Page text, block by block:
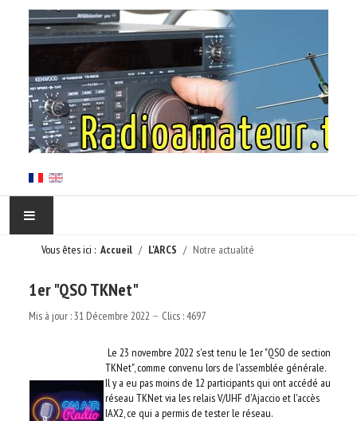
ACCUEIL
EN CORSE
AUTRES ASSOCIATIONS
LE RÉSEAU TKNET
Vous êtes ici : Accueil L'ARCS Notre actualité
1er "QSO TKNet"
Mis à jour : 31 Décembre 2022 Clics : 4697
Le 23 novembre 2022 s'est tenu le 1er "QSO de section
TKNet", comme convenu lors de l'assemblée générale.
Il y a eu pas moins de 12 participants qui ont accédé au
réseau TKNet via les relais V/UHF d'Ajaccio et l'accès
IAX2, ce qui a permis de tester le réseau.